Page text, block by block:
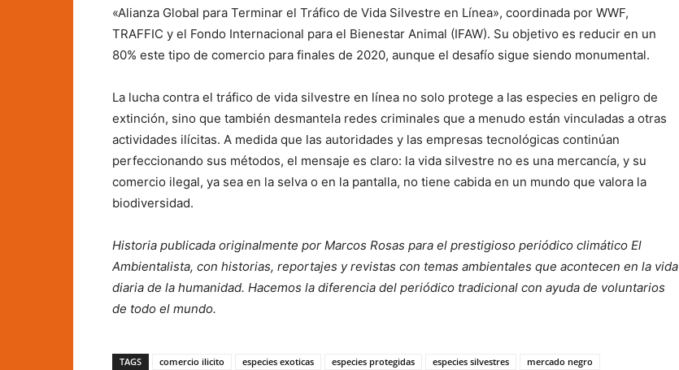
«Alianza Global para Terminar el Tráfico de Vida Silvestre en Línea», coordinada por WWF,
TRAFFIC y el Fondo Internacional para el Bienestar Animal (IFAW). Su objetivo es reducir en un
80% este tipo de comercio para finales de 2020, aunque el desafío sigue siendo monumental.
La lucha contra el tráfico de vida silvestre en línea no solo protege a las especies en peligro de
extinción, sino que también desmantela redes criminales que a menudo están vinculadas a otras
actividades ilícitas. A medida que las autoridades y las empresas tecnológicas continúan
perfeccionando sus métodos, el mensaje es claro: la vida silvestre no es una mercancía, y su
comercio ilegal, ya sea en la selva o en la pantalla, no tiene cabida en un mundo que valora la
biodiversidad.
Historia publicada originalmente por Marcos Rosas para el prestigioso periódico climático El
Ambientalista, con historias, reportajes y revistas con temas ambientales que acontecen en la vida
diaria de la humanidad. Hacemos la diferencia del periódico tradicional con ayuda de voluntarios
de todo el mundo.
TAGS comercio ilicito especies exoticas especies protegidas especies silvestres
mercado negro